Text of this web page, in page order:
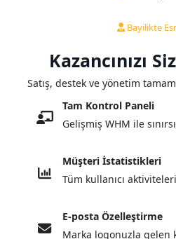
Bayilikte
Kazancınızı Siz
Satış, destek ve yönetim
Tam Kontrol Paneli
Gelişmiş WHM ile
Müşteri İstatistikleri
Tüm kullanıcı
E-posta Özelleştirme
Marka logonuzla gelen